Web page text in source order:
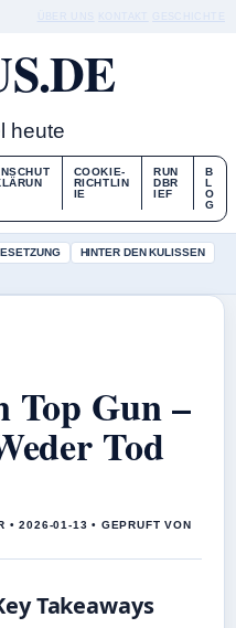
heute
COOKIE-
RICHTLIN
IE
RUN
DBR
IEF
B
L
O
G
HINTER DEN KULISSEN
Top Gun –
Tod
• 2026-01-13 • GEPRUFT VON
Takeaways